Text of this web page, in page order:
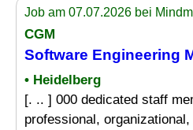
Job am 07.07.2026 bei
CGM
Software Engineering
• Heidelberg
[. .. ] 000 dedicated staff
professional,